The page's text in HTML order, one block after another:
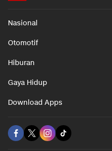
Nasional
Otomotif
Hiburan
Gaya Hidup
Download Apps